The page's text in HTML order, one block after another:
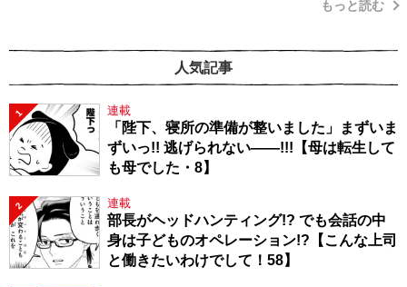
もっと読む
人気記事
1 連載
「陛下、寝所の準備が整いました」まずいま
ずいっ!! 逃げられない――!!!【母は転生して
も母でした・8】
2 連載
部長がヘッドハンティング!? でも会話の中
身は子どものオペレーション!?【こんな上司
と働きたいわけでして！58】